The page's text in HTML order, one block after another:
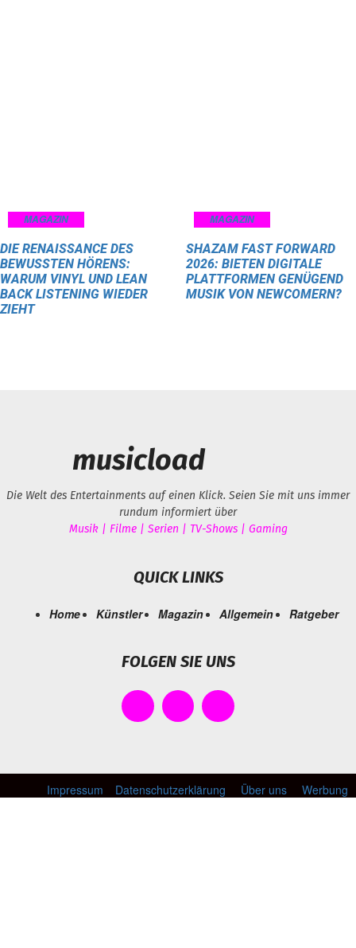
MAGAZIN
DIE RENAISSANCE DES
BEWUSSTEN HÖRENS:
WARUM VINYL UND LEAN
BACK LISTENING WIEDER
ZIEHT
MAGAZIN
SHAZAM FAST FORWARD
2026: BIETEN DIGITALE
PLATTFORMEN GENÜGEND
MUSIK VON NEWCOMERN?
musicload
Die Welt des Entertainments auf einen Klick. Seien Sie mit uns immer
rundum informiert über
Musik | Filme | Serien | TV-Shows | Gaming
QUICK LINKS
Home Künstler Magazin Allgemein Ratgeber
FOLGEN SIE UNS
Impressum Datenschutzerklärung Über uns Werbung